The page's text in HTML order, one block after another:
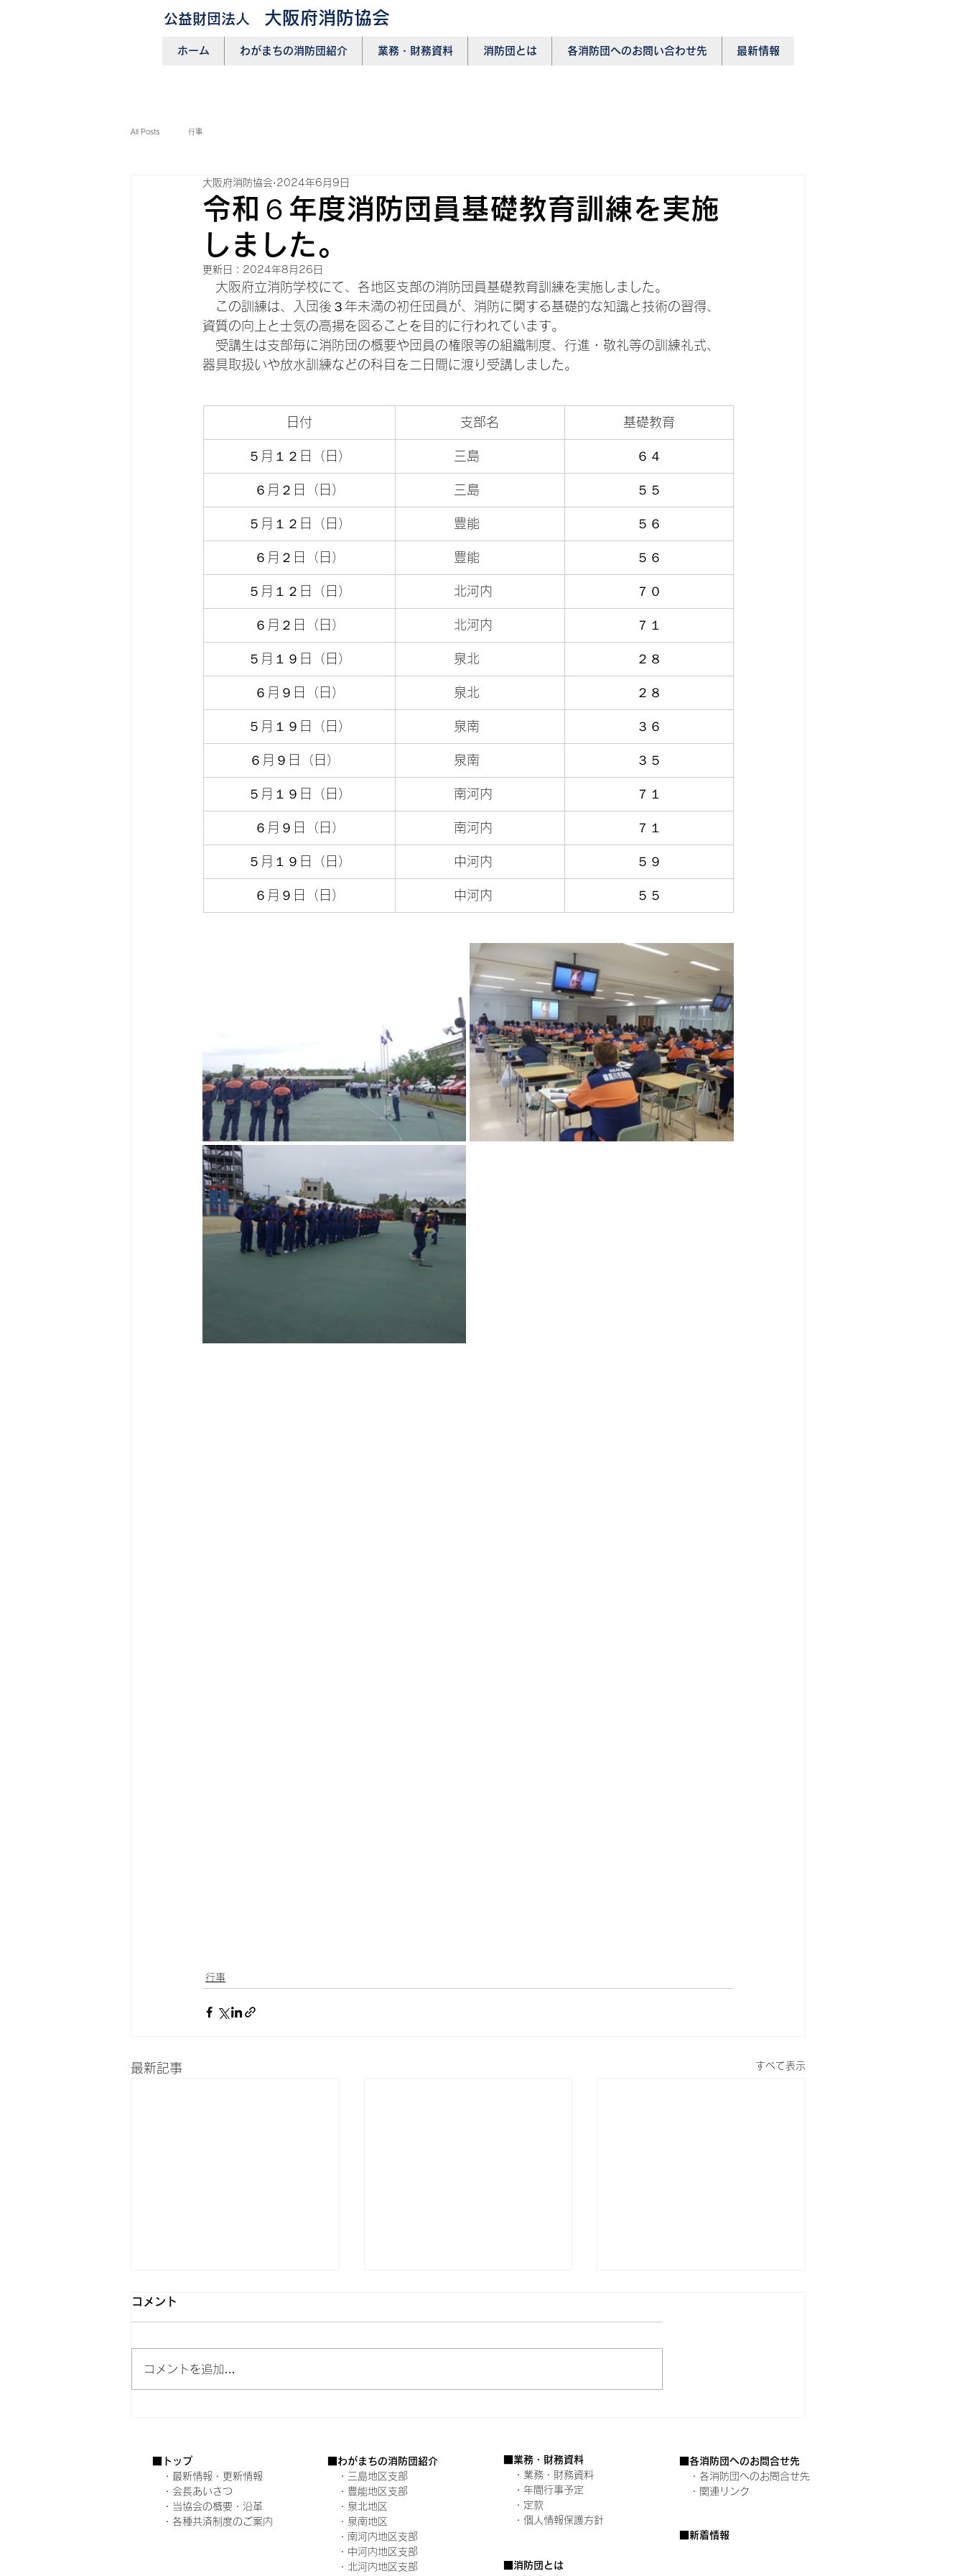
公益財団法人 大阪府消防協会
ホーム わがまちの消防団紹介 ​業務・財務資料 消防団とは 各消防団へのお問い合わせ先 最新情報
All Posts 行事
令和６年度消防団員基礎教育訓練を実施
しました。
大阪府消防協会 2024年6月9日
更新日： 2024年8月26日
大阪府立消防学校にて、各地区支部の消防団員基礎教育訓練を実施しました。
この訓練は、入団後３年未満の初任団員が、消防に関する基礎的な知識と技術の習得、
資質の向上と士気の高揚を図ることを目的に行われています。
受講生は支部毎に消防団の概要や団員の権限等の組織制度、行進・敬礼等の訓練礼式、
器具取扱いや放水訓練などの科目を二日間に渡り受講しました。
日付 支部名 基礎教育
５月１２日（日） 三島 ６４
６月２日（日） 三島 ５５
５月１２日（日） 豊能 ５６
６月２日（日） 豊能 ５６
５月１２日（日） 北河内 ７０
６月２日（日） 北河内 ７１
５月１９日（日） 泉北 ２８
６月９日（日） 泉北 ２８
５月１９日（日） 泉南 ３６
６月９日（日） 泉南 ３５
５月１９日（日） 南河内 ７１
６月９日（日） 南河内 ７１
５月１９日（日） 中河内 ５９
６月９日（日） 中河内 ５５
行事
最新記事 すべて表示
コメント
コメントを追加…
■トップ
・最新情報・更新情報
・会長あいさつ
・当協会の概要・沿革
・各種共済制度のご案内
■わがまちの消防団紹介
・三島地区支部
・豊能地区支部
・泉北地区
・泉南地区
・南河内地区支部
・中河内地区支部
・北河内地区支部
■業務・財務資料
・​業務・財務資料
​ ・年間行事予定
・定款
・個人情報保護方針
■消防団とは
■各消防団へのお問合せ先
・各消防団へのお問合せ先
・関連リンク
■新着情報